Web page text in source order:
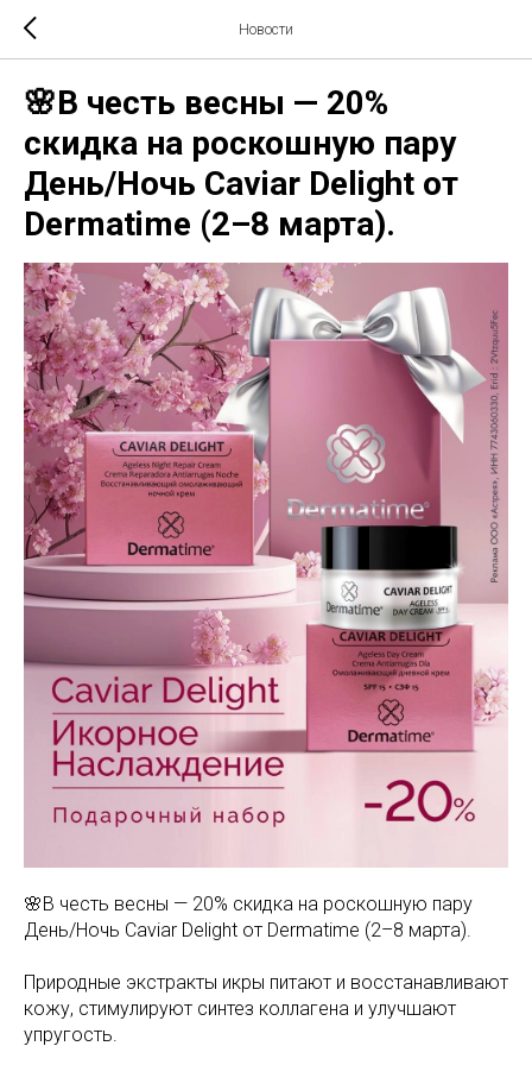
Новости
🌸В честь весны — 20%
скидка на роскошную пару
День/Ночь Caviar Delight от
Dermatime (2–8 марта).
🌸В честь весны — 20% скидка на роскошную пару
День/Ночь Caviar Delight от Dermatime (2–8 марта).
Природные экстракты икры питают и восстанавливают
кожу, стимулируют синтез коллагена и улучшают
упругость.